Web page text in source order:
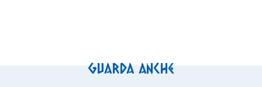
Guarda anche